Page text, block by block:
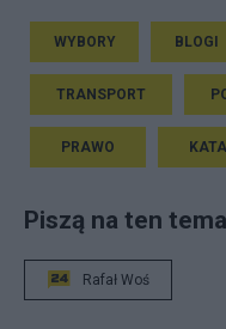
WYBORY BLOGI
TRANSPORT
PRAWO
Piszą na ten
Rafał Woś